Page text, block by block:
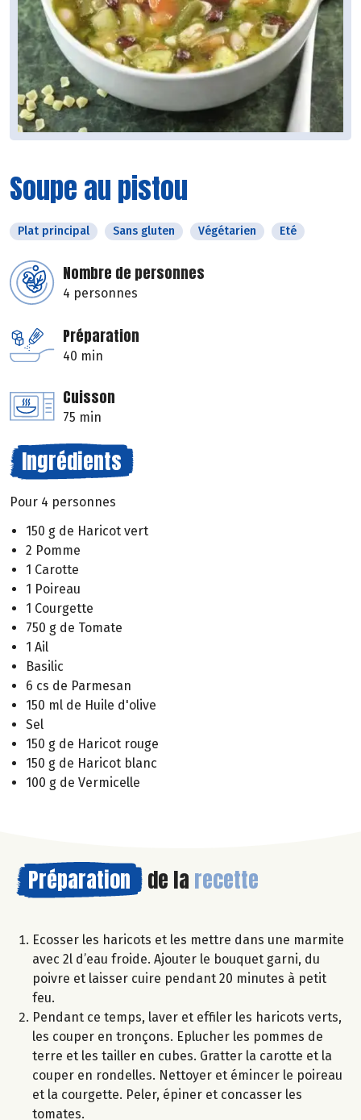
Soupe au pistou
Plat principal Sans gluten Végétarien Eté
Nombre de personnes
4 personnes
Préparation
40 min
Cuisson
75 min
Ingrédients
Pour 4 personnes
150 g de Haricot vert
2 Pomme
1 Carotte
1 Poireau
1 Courgette
750 g de Tomate
1 Ail
Basilic
6 cs de Parmesan
150 ml de Huile d'olive
Sel
150 g de Haricot rouge
150 g de Haricot blanc
100 g de Vermicelle
Préparation de la recette
Ecosser les haricots et les mettre dans une marmite
avec 2l d’eau froide. Ajouter le bouquet garni, du
poivre et laisser cuire pendant 20 minutes à petit
feu.
Pendant ce temps, laver et effiler les haricots verts,
les couper en tronçons. Eplucher les pommes de
terre et les tailler en cubes. Gratter la carotte et la
couper en rondelles. Nettoyer et émincer le poireau
et la courgette. Peler, épiner et concasser les
tomates.